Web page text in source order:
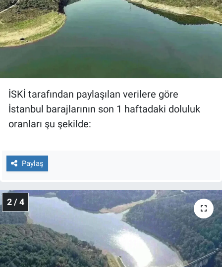
İSKİ tarafından paylaşılan verilere göre
İstanbul barajlarının son 1 haftadaki doluluk
oranları şu şekilde:
Paylaş
2 / 4
Günün görüntüsü
Haber
Kimdir
Koronavirüs
Ne demişti
Nedir
Popüler
Programlar